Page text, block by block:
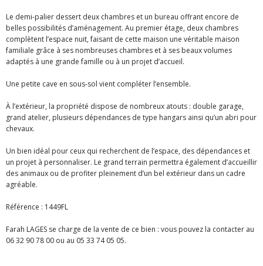
Le demi-palier dessert deux chambres et un bureau offrant encore de
belles possibilités d’aménagement. Au premier étage, deux chambres
complètent l’espace nuit, faisant de cette maison une véritable maison
familiale grâce à ses nombreuses chambres et à ses beaux volumes
adaptés à une grande famille ou à un projet d’accueil.
Une petite cave en sous-sol vient compléter l’ensemble.
À l’extérieur, la propriété dispose de nombreux atouts : double garage,
grand atelier, plusieurs dépendances de type hangars ainsi qu’un abri pour
chevaux.
Un bien idéal pour ceux qui recherchent de l’espace, des dépendances et
un projet à personnaliser. Le grand terrain permettra également d’accueillir
des animaux ou de profiter pleinement d’un bel extérieur dans un cadre
agréable.
Référence : 1449FL
Farah LAGES se charge de la vente de ce bien : vous pouvez la contacter au
06 32 90 78 00 ou au 05 33 74 05 05.